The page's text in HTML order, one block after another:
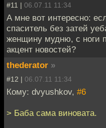
#11 | 06.07.11 11:34
А мне вот интересно:
спаситель без затей
женщину мудню, с ноги
акцент новостей?
thederator »
#12 | 06.07.11 11:34
Кому: dvyushkov, #6
> Баба сама виновата.